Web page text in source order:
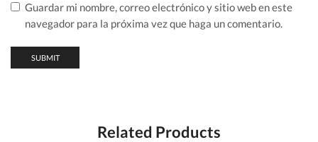
Guardar mi nombre, correo electrónico y sitio web en este
navegador para la próxima vez que haga un comentario.
Related Products